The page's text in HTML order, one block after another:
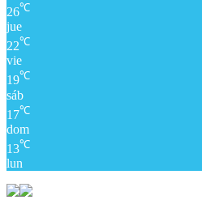
26℃
jue
22℃
vie
19℃
sáb
17℃
dom
13℃
lun